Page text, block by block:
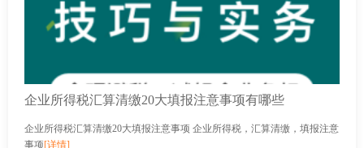
企业所得税汇算清缴20大填报注意事项有哪些
企业所得税汇算清缴20大填报注意事项 企业所得税，汇算清缴，填报注意
事项[详情]